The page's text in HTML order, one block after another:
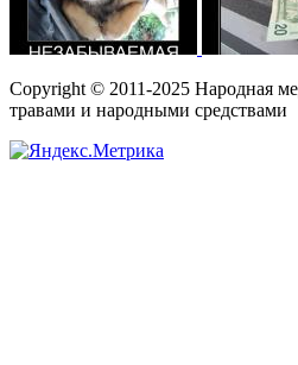
Copyright © 2011-2025 Народная
травами и народными средствами